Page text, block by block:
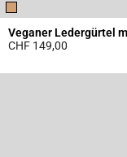
CHF 149,00